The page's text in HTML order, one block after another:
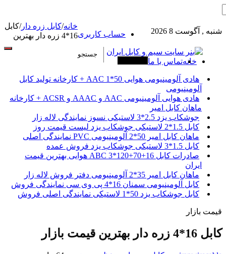
شنبه , آگوست 8 2026 حساب کاربری
خانهتماس با ما
هادی آلومینیومی هوایی 50*1 AAC + کارخانه تولید کابل
آلومینیومی
هادی هوایی آلومینیومی AAC و AAAC و ACSR + کارخانه
ماهان کابل امیر
جوشکاب یزد 2.5*3 لاستیکی نسوز نمایندگی لاله زار
کابل 1.5*2 لاستیکی جوشکاب یزد لیست قیمت روز
ماهان کابل امیر 50*2 آلومینیومی PVC نمایندگی اصلی
کابل 1.5*3 لاستیکی جوشکاب یزد فروش عمده
صادرات کابل 16+70+120*3 ABC هوایی بهترین قیمت
ایران
ماهان کابل امیر 35*2 آلومینیومی دفتر فروش لاله زار
کابل آلومینیومی سمنان 16*4 پی وی سی نمایندگی فروش
کابل جوشکاب یزد 50*1 لاستیکی نمایندگی اصلی فروش
خانه/کابل زره دار/کابل
16*4 زره دار بهترین
قیمت بازار
کابل 16*4 زره دار بهترین قیمت بازار